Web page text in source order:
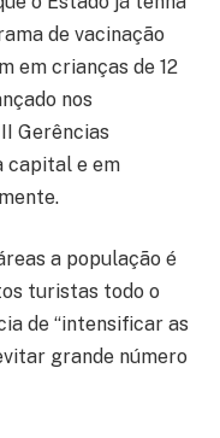
de vacinação
em crianças de 12
nos
Gerências
capital e em
a população é
turistas todo o
de “intensificar as
grande número